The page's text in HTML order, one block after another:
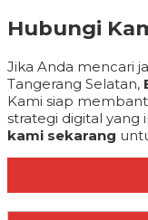
Hubungi
Jika Anda mencari
Tangerang Selatan,
Kami siap
strategi digital yang
kami sekarang